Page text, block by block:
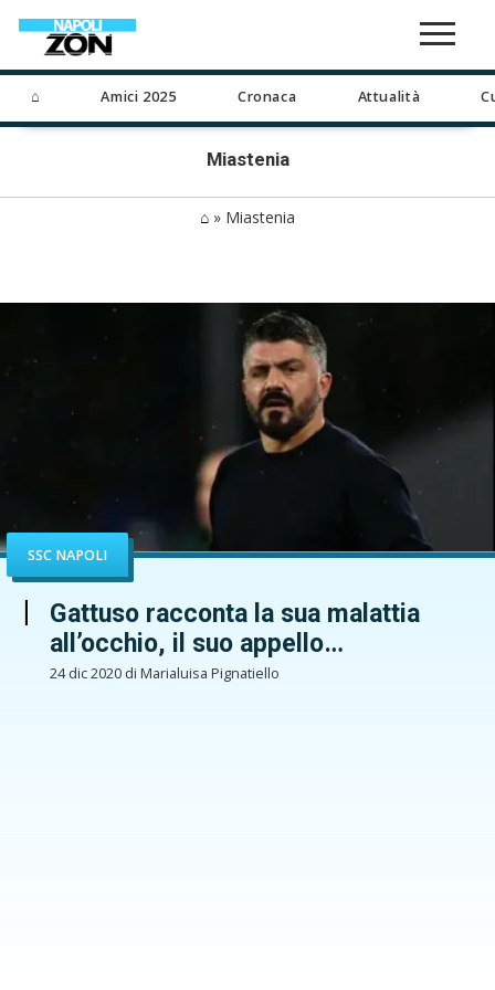
⌂ Amici 2025 Cronaca Attualità
Miastenia
⌂ » Miastenia
SSC NAPOLI
Gattuso racconta la sua malattia
all’occhio, il suo appello…
24 dic 2020 di Marialuisa Pignatiello